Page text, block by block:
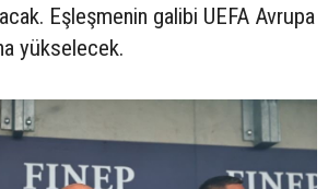
Eşleşmenin galibi UEFA Avrupa
yükselecek.